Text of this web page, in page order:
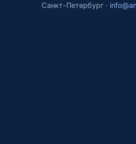
Санкт-Петербург ·